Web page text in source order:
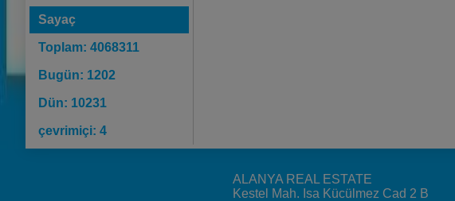
Sayaç
Toplam: 4068311
Bugün: 1202
Dün: 10231
çevrimiçi: 4
ALANYA REAL ESTATE
Kestel Mah. Isa Kücülmez Cad 2 B